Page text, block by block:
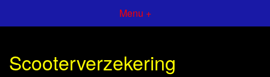
Menu +
Scooterverzekering